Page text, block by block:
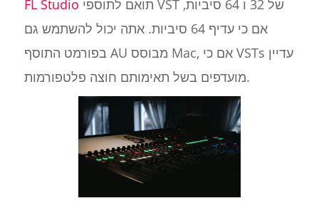
FL Studio
אם כי עדיף 64 סיביות. אתה יכול להשתמש גם
בפורמט התוסף AU מבוסס Mac, אם כי VSTs עדיין
מועדפים בשל תאימותם חוצה פלטפורמות.